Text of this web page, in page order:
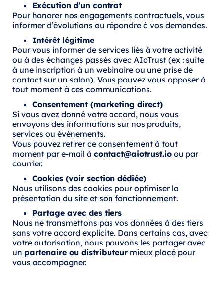
Exécution d’un contrat
Pour honorer nos engagements contractuels, vous
informer d’évolutions ou répondre à vos demandes.
Intérêt légitime
Pour vous informer de services liés à votre activité
ou à des échanges passés avec AIoTrust (ex : suite
à une inscription à un webinaire ou une prise de
contact sur un salon). Vous pouvez vous opposer à
tout moment à ces communications.
Consentement (marketing direct)
Si vous avez donné votre accord, nous vous
envoyons des informations sur nos produits,
services ou événements.
Vous pouvez retirer ce consentement à tout
moment par e-mail à contact@aiotrust.io ou par
courrier.
Cookies (voir section dédiée)
Nous utilisons des cookies pour optimiser la
présentation du site et son fonctionnement.
Partage avec des tiers
Nous ne transmettons pas vos données à des tiers
sans votre accord explicite. Dans certains cas, avec
votre autorisation, nous pouvons les partager avec
un partenaire ou distributeur mieux placé pour
vous accompagner.